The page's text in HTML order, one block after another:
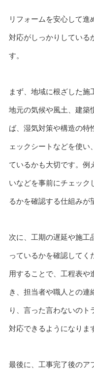
リフォームを安心して進
対応がしっかりしている
す。
まず、地域に根ざした施
地元の気候や風土、建築
ば、湿気対策や構造の特
ェックシートなどを使
ているかも大切です。例
いなどを事前にチェック
るかを確認する仕組みが
次に、工期の遅延や施工
っているかを確認してく
用することで、工程表や
き、担当者や職人との連
り、言った言わないのト
対応できるようになりま
最後に、工事完了後のア